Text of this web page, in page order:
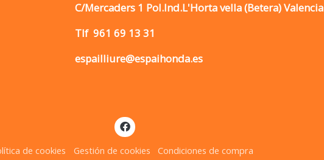
C/Mercaders 1 Pol.Ind.L'Horta vella (Betera) Valencia
Tlf 961 69 13 31
espailliure@espaihonda.es
de cookies Gestión de cookies Condiciones de compra